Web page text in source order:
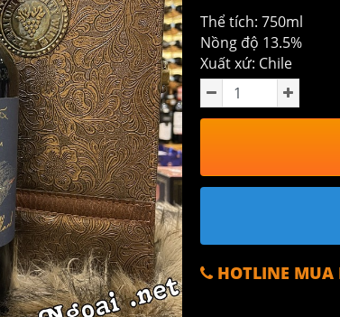
Thể tích: 750ml
Nồng độ 13.5%
Xuất xứ: Chile
HOTLINE